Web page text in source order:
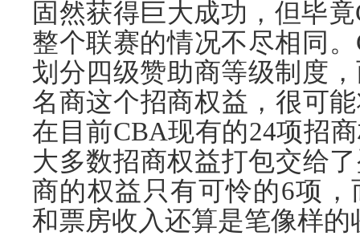
固然获得巨大成功，但毕
整个联赛的情况不尽相同
划分四级赞助商等级制度
名商这个招商权益，很可
在目前CBA现有的24项招
大多数招商权益打包交给
商的权益只有可怜的6项
和票房收入还算是笔像样的